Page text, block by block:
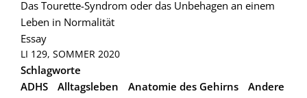
Das Tourette-Syndrom oder das Unbehagen an einem
Leben in Normalität
Essay
LI 129, SOMMER 2020
Schlagworte
ADHS
Alltagsleben Anatomie des Gehirns
Andere